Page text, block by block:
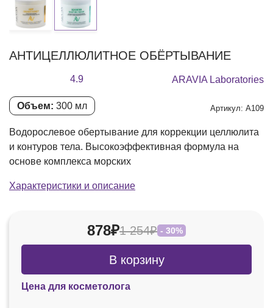
АНТИЦЕЛЛЮЛИТНОЕ ОБЁРТЫВАНИЕ
4.9 ARAVIA Laboratories
Объем: 300 мл Артикул: А109
Водорослевое обертывание для коррекции целлюлита
и контуров тела. Высокоэффективная формула на
основе комплекса морских
Характеристики и описание
878₽1 254₽ - 30%
В корзину
Цена для косметолога